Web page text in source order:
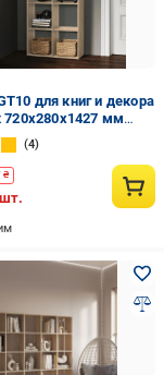
для книг и декора
720х280х1427 мм
Дуб Сонома
4
₴